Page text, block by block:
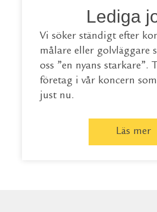
Lediga
Vi söker ständigt efter
målare eller golvläggare
oss ”en nyans starkare”.
företag i vår koncern
just nu.
Läs mer